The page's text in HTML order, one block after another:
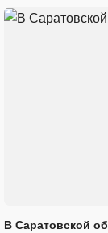
В Саратовской